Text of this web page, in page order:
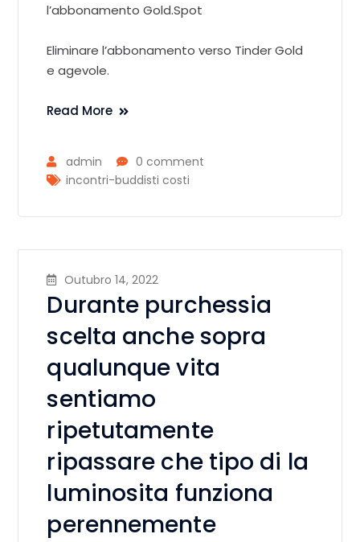
l’abbonamento Gold.Spot
Eliminare l’abbonamento verso Tinder Gold
e agevole.
Read More
admin
0 comment
incontri-buddisti costi
Outubro 14, 2022
Durante purchessia
scelta anche sopra
qualunque vita
sentiamo
ripetutamente
ripassare che tipo di la
luminosita funziona
perennemente